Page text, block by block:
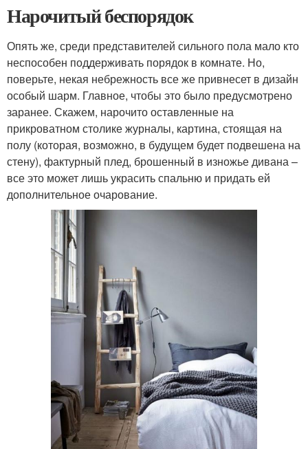
Нарочитый беспорядок
Опять же, среди представителей сильного пола мало кто
неспособен поддерживать порядок в комнате. Но,
поверьте, некая небрежность все же привнесет в дизайн
особый шарм. Главное, чтобы это было предусмотрено
заранее. Скажем, нарочито оставленные на
прикроватном столике журналы, картина, стоящая на
полу (которая, возможно, в будущем будет подвешена на
стену), фактурный плед, брошенный в изножье дивана –
все это может лишь украсить спальню и придать ей
дополнительное очарование.